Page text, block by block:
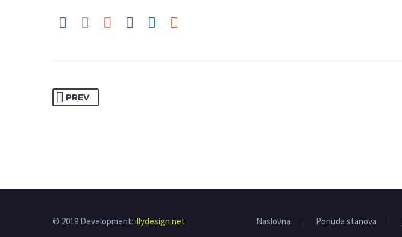
PREV
Naslovna Ponuda stanova
© 2019 Development: illydesign.net